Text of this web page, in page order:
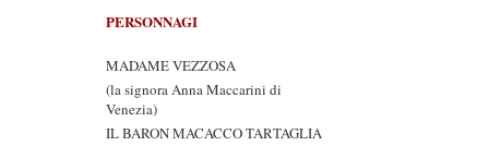
PERSONNAGI
MADAME VEZZOSA
(la signora Anna Maccarini di
Venezia)
IL BARON MACACCO TARTAGLIA